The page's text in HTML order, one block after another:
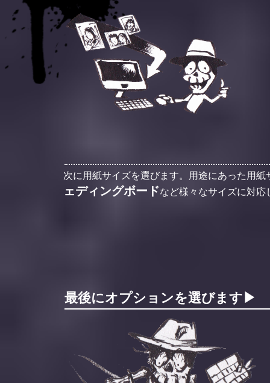
次に用紙サイズを選びます。用途にあった用紙
ェディングボードなど様々なサイズに対応
最後にオプションを選びます▶︎